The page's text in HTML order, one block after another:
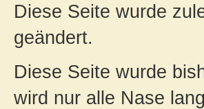
Diese Seite wurde
geändert.
Diese Seite wurde
wird nur alle Nase